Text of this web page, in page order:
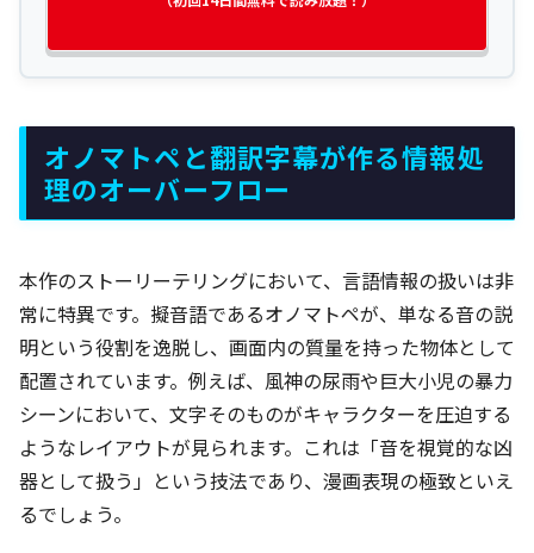
オノマトペと翻訳字幕が作る情報処
理のオーバーフロー
本作のストーリーテリングにおいて、言語情報の扱いは非
常に特異です。擬音語であるオノマトペが、単なる音の説
明という役割を逸脱し、画面内の質量を持った物体として
配置されています。例えば、風神の尿雨や巨大小児の暴力
シーンにおいて、文字そのものがキャラクターを圧迫する
ようなレイアウトが見られます。これは「音を視覚的な凶
器として扱う」という技法であり、漫画表現の極致といえ
るでしょう。